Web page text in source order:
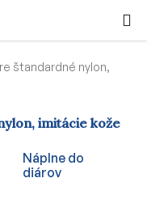
KOŠÍK
štandardné nylon,
imitácie kože
Náplne do
diárov